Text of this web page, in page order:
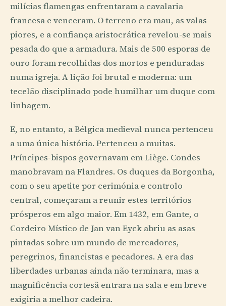
milícias flamengas enfrentaram a cavalaria
francesa e venceram. O terreno era mau, as valas
piores, e a confiança aristocrática revelou-se mais
pesada do que a armadura. Mais de 500 esporas de
ouro foram recolhidas dos mortos e penduradas
numa igreja. A lição foi brutal e moderna: um
tecelão disciplinado pode humilhar um duque com
linhagem.
E, no entanto, a Bélgica medieval nunca pertenceu
a uma única história. Pertenceu a muitas.
Príncipes-bispos governavam em Liège. Condes
manobravam na Flandres. Os duques da Borgonha,
com o seu apetite por cerimónia e controlo
central, começaram a reunir estes territórios
prósperos em algo maior. Em 1432, em Gante, o
Cordeiro Místico de Jan van Eyck abriu as asas
pintadas sobre um mundo de mercadores,
peregrinos, financistas e pecadores. A era das
liberdades urbanas ainda não terminara, mas a
magnificência cortesã entrara na sala e em breve
exigiria a melhor cadeira.